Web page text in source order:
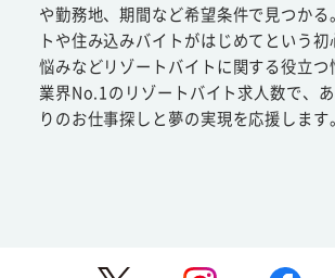
や勤務地、期間など希望条件で見つかる
トや住み込みバイトがはじめてという
悩みなどリゾートバイトに関する役立つ
業界No.1のリゾートバイト求人数で、
りのお仕事探しと夢の実現を応援します。